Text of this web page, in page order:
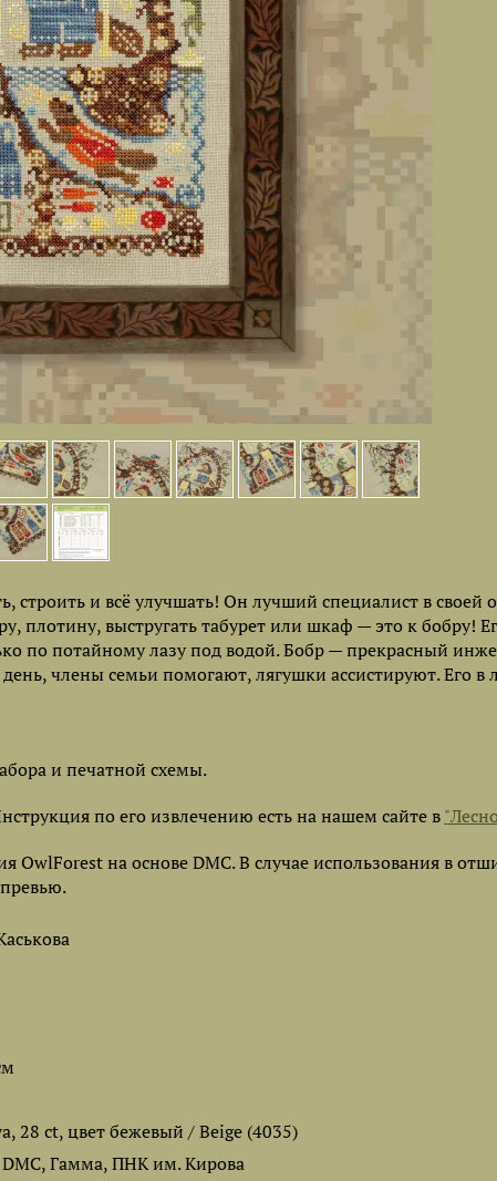
строить и всё улучшать! Он лучший специалист в своей
плотину, выстругать табурет или шкаф — это к бобру!
по потайному лазу под водой. Бобр — прекрасный
члены семьи помогают, лягушки ассистируют. Его в
и печатной схемы.
по его извлечению есть на нашем сайте в
на основе DMC. В случае использования в
28 ct, цвет бежевый / Beige (4035)
Гамма, ПНК им. Кирова